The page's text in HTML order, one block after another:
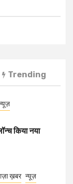
Trending
किया नया
ख़बर न्यूज़